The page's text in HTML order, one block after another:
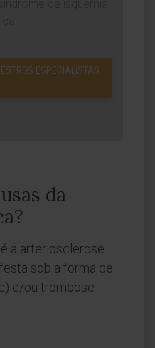
ESPECIALISTAS
da
a arteriosclerose
sob a forma de
e/ou trombose